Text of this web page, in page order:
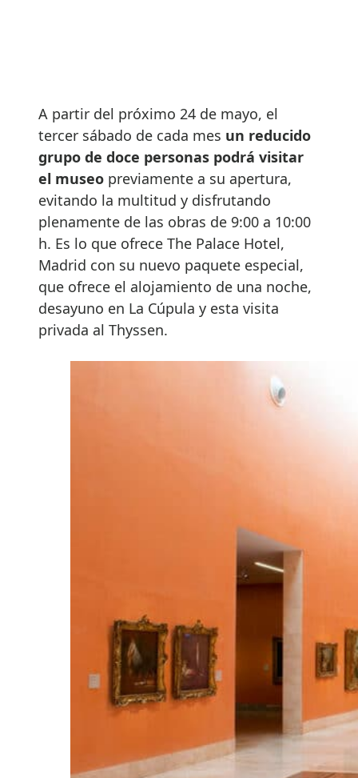
A partir del próximo 24 de mayo, el
tercer sábado de cada mes un reducido
grupo de doce personas podrá visitar
el museo previamente a su apertura,
evitando la multitud y disfrutando
plenamente de las obras de 9:00 a 10:00
h. Es lo que ofrece The Palace Hotel,
Madrid con su nuevo paquete especial,
que ofrece el alojamiento de una noche,
desayuno en La Cúpula y esta visita
privada al Thyssen.